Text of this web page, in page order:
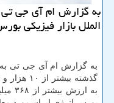
به گزارش ام آی جی تی
الملل بازار فیزیكی
به گزارش ام آی جی تی به